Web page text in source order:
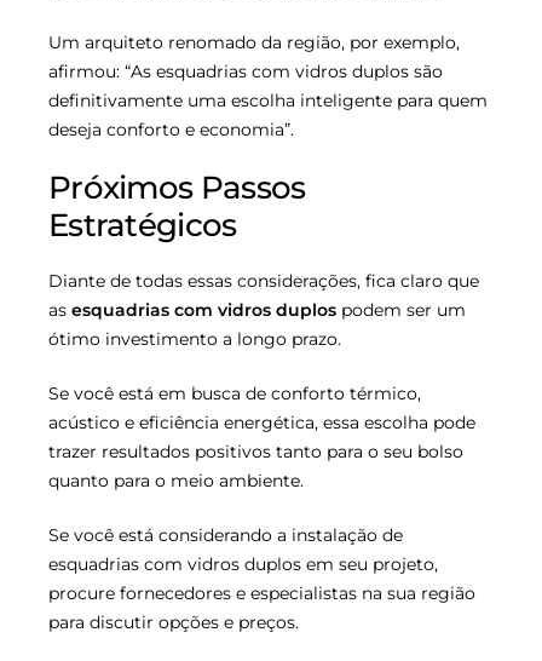
Um arquiteto renomado da região, por exemplo,
afirmou: “As esquadrias com vidros duplos são
definitivamente uma escolha inteligente para quem
deseja conforto e economia”.
Próximos Passos
Estratégicos
Diante de todas essas considerações, fica claro que
as esquadrias com vidros duplos podem ser um
ótimo investimento a longo prazo.
Se você está em busca de conforto térmico,
acústico e eficiência energética, essa escolha pode
trazer resultados positivos tanto para o seu bolso
quanto para o meio ambiente.
Se você está considerando a instalação de
esquadrias com vidros duplos em seu projeto,
procure fornecedores e especialistas na sua região
para discutir opções e preços.